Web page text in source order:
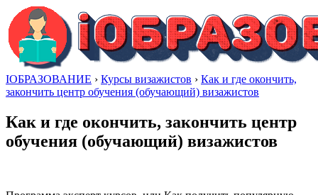
IОБРАЗОВАНИЕ › Курсы визажистов › Как и где окончить,
закончить центр обучения (обучающий) визажистов
Как и где окончить, закончить центр
обучения (обучающий) визажистов